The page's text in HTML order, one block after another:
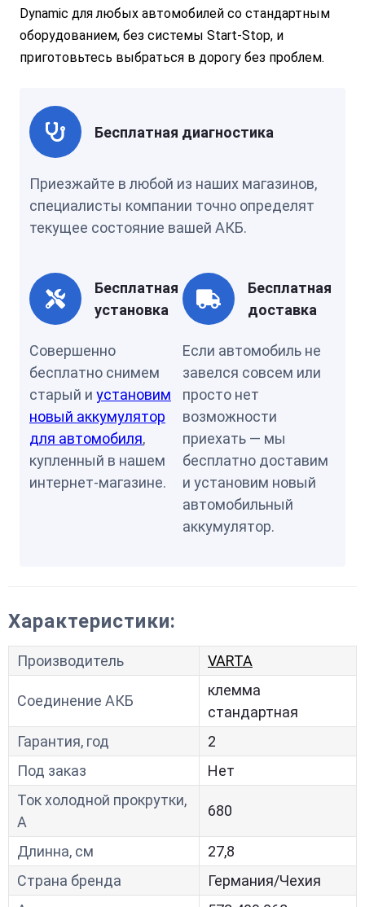
Dynamic для любых автомобилей со стандартным
оборудованием, без системы Start-Stop, и
приготовьтесь выбраться в дорогу без проблем.
Бесплатная диагностика
Приезжайте в любой из наших магазинов,
специалисты компании точно определят
текущее состояние вашей АКБ.
Бесплатная
установка
Совершенно
бесплатно снимем
старый и установим
новый аккумулятор
для автомобиля,
купленный в нашем
интернет-магазине.
Бесплатная
доставка
Если автомобиль не
завелся совсем или
просто нет
возможности
приехать — мы
бесплатно доставим
и установим новый
автомобильный
аккумулятор.
Характеристики:
Производитель VARTA
Соединение АКБ
клемма
стандартная
Гарантия, год
2
Под заказ
Нет
Ток холодной прокрутки,
A
680
Длинна, см
27,8
Страна бренда
Германия/Чехия